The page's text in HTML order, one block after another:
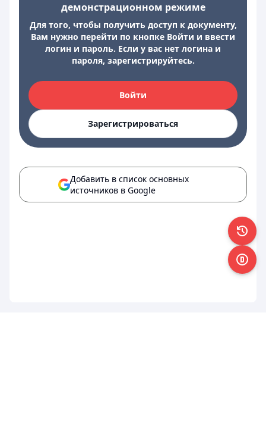
демонстрационном режиме
Для того, чтобы получить доступ к документу,
Вам нужно перейти по кнопке Войти и ввести
логин и пароль. Если у вас нет логина и
пароля, зарегистрируйтесь.
Войти
Зарегистрироваться
Добавить в список основных
источников в Google